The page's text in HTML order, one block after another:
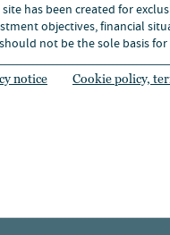
site has been created for
objectives, financial
not be the sole basis
notice Cookie policy,
S&P500 지수를 웃돌
미국 소형주를 둘러
접어들었다. 소형주에
밸류에이션과 실적